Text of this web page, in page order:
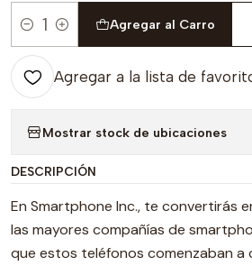
Cantidad
Agregar al Carro
Agregar a la lista de
Mostrar stock de ubicaciones
DESCRIPCIÓN
En Smartphone Inc., te convertirás
las mayores compañías de
que estos teléfonos comenzaban a